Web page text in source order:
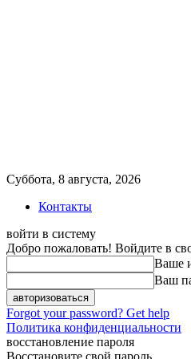
Суббота, 8 августа, 2026
Контакты
войти в систему
Добро пожаловать! Войдите в
Ваше
Ваш
Forgot your password? Get help
Политика конфиденциальности
восстановление пароля
Восстановите свой пароль